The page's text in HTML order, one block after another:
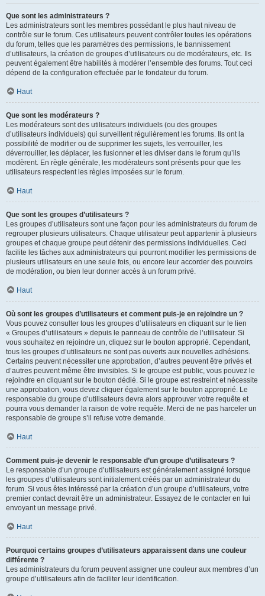
Que sont les administrateurs ?
Les administrateurs sont les membres possédant le plus haut niveau de
contrôle sur le forum. Ces utilisateurs peuvent contrôler toutes les opérations
du forum, telles que les paramètres des permissions, le bannissement
d’utilisateurs, la création de groupes d’utilisateurs ou de modérateurs, etc. Ils
peuvent également être habilités à modérer l’ensemble des forums. Tout ceci
dépend de la configuration effectuée par le fondateur du forum.
Haut
Que sont les modérateurs ?
Les modérateurs sont des utilisateurs individuels (ou des groupes
d’utilisateurs individuels) qui surveillent régulièrement les forums. Ils ont la
possibilité de modifier ou de supprimer les sujets, les verrouiller, les
déverrouiller, les déplacer, les fusionner et les diviser dans le forum qu’ils
modèrent. En règle générale, les modérateurs sont présents pour que les
utilisateurs respectent les règles imposées sur le forum.
Haut
Que sont les groupes d’utilisateurs ?
Les groupes d’utilisateurs sont une façon pour les administrateurs du forum de
regrouper plusieurs utilisateurs. Chaque utilisateur peut appartenir à plusieurs
groupes et chaque groupe peut détenir des permissions individuelles. Ceci
facilite les tâches aux administrateurs qui pourront modifier les permissions de
plusieurs utilisateurs en une seule fois, ou encore leur accorder des pouvoirs
de modération, ou bien leur donner accès à un forum privé.
Haut
Où sont les groupes d’utilisateurs et comment puis-je en rejoindre un ?
Vous pouvez consulter tous les groupes d’utilisateurs en cliquant sur le lien
« Groupes d’utilisateurs » depuis le panneau de contrôle de l’utilisateur. Si
vous souhaitez en rejoindre un, cliquez sur le bouton approprié. Cependant,
tous les groupes d’utilisateurs ne sont pas ouverts aux nouvelles adhésions.
Certains peuvent nécessiter une approbation, d’autres peuvent être privés et
d’autres peuvent même être invisibles. Si le groupe est public, vous pouvez le
rejoindre en cliquant sur le bouton dédié. Si le groupe est restreint et nécessite
une approbation, vous devez cliquer également sur le bouton approprié. Le
responsable du groupe d’utilisateurs devra alors approuver votre requête et
pourra vous demander la raison de votre requête. Merci de ne pas harceler un
responsable de groupe s’il refuse votre demande.
Haut
Comment puis-je devenir le responsable d’un groupe d’utilisateurs ?
Le responsable d’un groupe d’utilisateurs est généralement assigné lorsque
les groupes d’utilisateurs sont initialement créés par un administrateur du
forum. Si vous êtes intéressé par la création d’un groupe d’utilisateurs, votre
premier contact devrait être un administrateur. Essayez de le contacter en lui
envoyant un message privé.
Haut
Pourquoi certains groupes d’utilisateurs apparaissent dans une couleur
différente ?
Les administrateurs du forum peuvent assigner une couleur aux membres d’un
groupe d’utilisateurs afin de faciliter leur identification.